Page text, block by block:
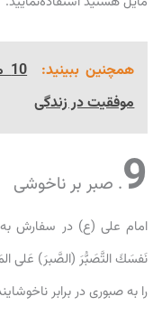
همچنین ببینید:
موفقیت در زندگی
9. صبر بر ناخوشی
امام على (ع) در سفارش
نَفسَكَ التَّصَبُّرَ (الصَّبرَ) عَلى
را به صبورى در برابر
در راه حق.(نهج‌البلاغه: نامه ۳۱)